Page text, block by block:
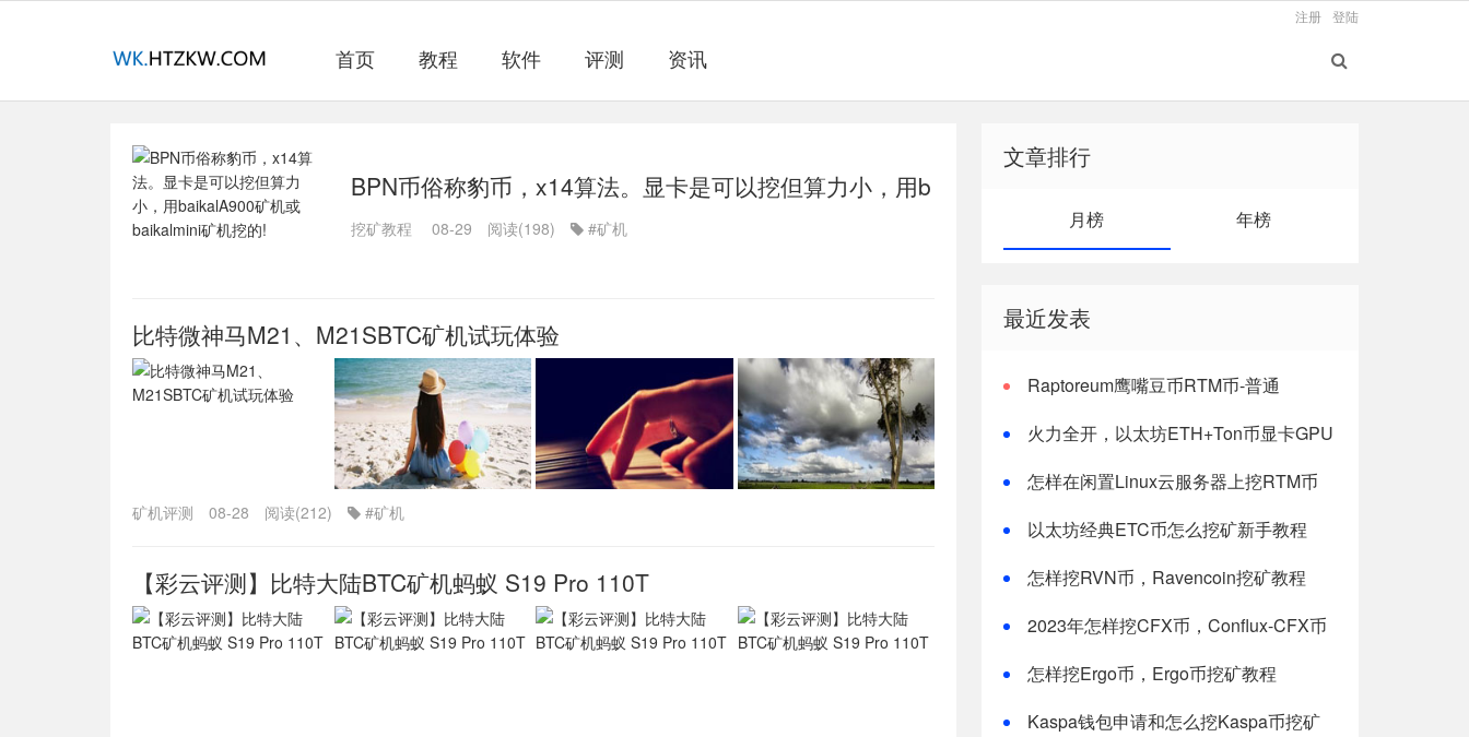
登陆
注册
首页 教程 软件 评测 资讯
BPN币俗称豹币，x14算法。显卡是可以挖但算力小，用b
挖矿教程 08-29 阅读(198) #矿机
比特微神马M21、M21SBTC矿机试玩体验
矿机评测 08-28 阅读(212) #矿机
【彩云评测】比特大陆BTC矿机蚂蚁 S19 Pro 110T
文章排行
月榜 年榜
最近发表
Raptoreum鹰嘴豆币RTM币-普通
火力全开，以太坊ETH+Ton币显卡GPU
怎样在闲置Linux云服务器上挖RTM币
以太坊经典ETC币怎么挖矿新手教程
怎样挖RVN币，Ravencoin挖矿教程
2023年怎样挖CFX币，Conflux-CFX币
怎样挖Ergo币，Ergo币挖矿教程
Kaspa钱包申请和怎么挖Kaspa币挖矿